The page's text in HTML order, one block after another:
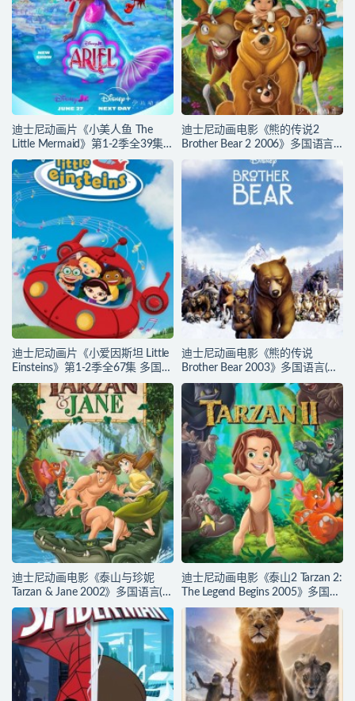
迪士尼动画片《小美人鱼 The
Little Mermaid》第1-2季全39集
多国语言(含国语)+英文字幕 官方
纯净收藏版 720P/MKV/37G 动画
片小美人鱼下载
迪士尼动画电影《熊的传说2
Brother Bear 2 2006》多国语言
(含国语)+多国字幕(含中文) 官收
方纯净藏版 720P/MKV/3.28G 动
画片熊的传说下载
迪士尼动画片《小爱因斯坦 Little
Einsteins》第1-2季全67集 多国语
言(含国语)+多国字幕(含中文) 官
方纯净收藏版 480P/MKV/62.6G
动画片小爱因斯坦下载
迪士尼动画电影《熊的传说
Brother Bear 2003》多国语言(含
国语)+多国字幕(含中文) 官方纯净
收藏版 720P/MKV/3.28G 动画片
熊的传说下载
迪士尼动画电影《泰山与珍妮
Tarzan & Jane 2002》多国语言(含
国语)+多国字幕(含中文) 官方纯净
收藏版 720P/MKV/2.72G 动画片
泰山与珍妮下载
迪士尼动画电影《泰山2 Tarzan 2:
The Legend Begins 2005》多国语
言(含国语)+多国字幕(含中文) 官
方纯净收藏版 720P/MKV/2.81G
动画片泰山下载